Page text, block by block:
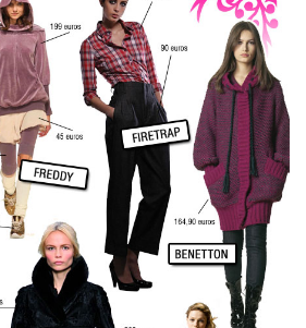
CRÉATEURS
DES MARQUES
DÉCO
& LOISIRS